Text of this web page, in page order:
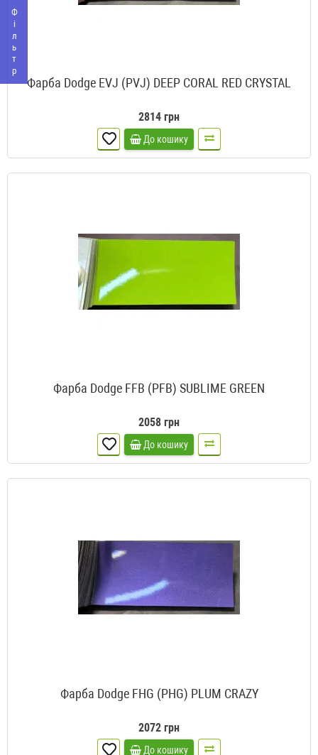
Фільтр
Фарба Dodge EVJ (PVJ) DEEP CORAL RED CRYSTAL
2814 грн
До кошику
Фарба Dodge FFB (PFB) SUBLIME GREEN
2058 грн
До кошику
Фарба Dodge FHG (PHG) PLUM CRAZY
2072 грн
До кошику